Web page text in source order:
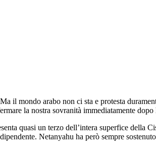
il mondo arabo non ci sta e protesta
la nostra sovranità immediatamente dopo
quasi un terzo dell’intera superfice della
Netanyahu ha però sempre